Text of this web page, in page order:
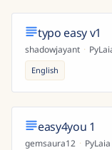
typo easy v1
shadowjayant ·
English
easy4you 1
gemsaura12 · PyLaia